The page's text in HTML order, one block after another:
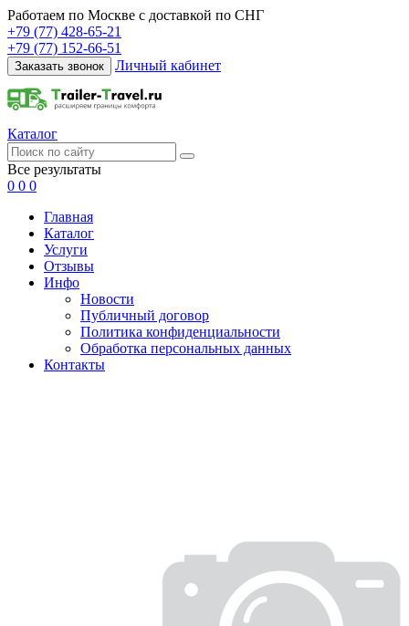
Работаем по Москве с доставкой по СНГ
+79 (77) 428-65-21
+79 (77) 152-66-51
Заказать звонок Личный кабинет
Каталог
Все результаты
0 0 0
Главная
Каталог
Услуги
Отзывы
Инфо
Новости
Публичный договор
Политика конфиденциальности
Обработка персональных данных
Контакты